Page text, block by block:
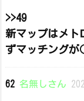
>>49
新マップはメト
ずマッチング
62 名無しさん